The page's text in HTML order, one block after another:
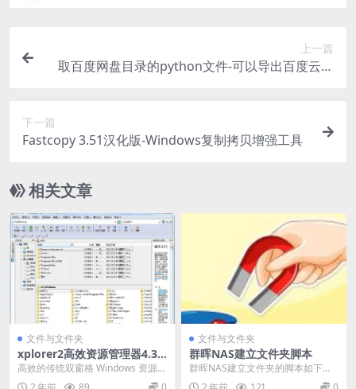
上一篇
取百度网盘目录的python文件-可以导出百度云盘
下一篇
Fastcopy 3.51汉化版-Windows复制拷贝增强工具
相关文章
文件与文件夹
xplorer2高效资源管理器4.3.
0.2注册版-中文旗舰版
高效的传统双窗格 Windows 资源管
理器和桌面文件管理器， 它可帮助
文件与文件夹
群晖NAS建立文件夹脚本
群晖NAS建立文件夹的脚本如下：
#! /bin/sh mkdir /volum...